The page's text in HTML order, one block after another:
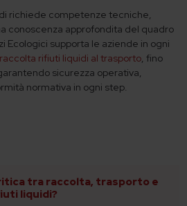
richiede competenze tecniche,
conoscenza approfondita del quadro
Ecologici supporta le aziende in ogni
raccolta rifiuti liquidi al trasporto, fino
sicurezza operativa,
normativa in ogni step.
tra raccolta, trasporto e
liquidi?